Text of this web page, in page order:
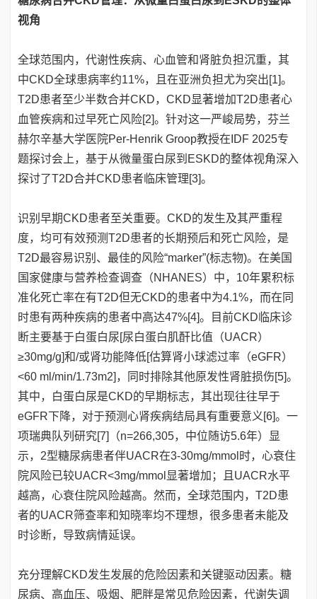
视角
全球范围内，代谢性疾病、心血管和肾脏负担沉重，其
中CKD全球患病率约11%，且在亚洲负担尤为突出[1]。
T2D患者至少半数合并CKD，CKD显著增加T2D患者心
血管疾病和过早死亡风险[2]。针对这一严峻局势，芬兰
赫尔辛基大学医院Per-Henrik Groop教授在IDF 2025专
题探讨会上，基于从微量蛋白尿到ESKD的整体视角深入
探讨了T2D合并CKD患者临床管理[3]。
识别早期CKD患者至关重要。CKD的发生及其严重程
度，均可有效预测T2D患者的长期预后和死亡风险，是
T2D最容易识别、最佳的风险“marker”(标志物)。在美国
国家健康与营养检查调查（NHANES）中，10年累积标
准化死亡率在有T2D但无CKD的患者中为4.1%，而在同
时患有两种疾病的患者中高达47%[4]。目前CKD临床诊
断主要基于白蛋白尿[尿白蛋白肌酐比值（UACR）
≥30mg/g]和/或肾功能降低[估算肾小球滤过率（eGFR）
<60 ml/min/1.73m2]，同时排除其他原发性肾脏损伤[5]。
其中，白蛋白尿是CKD的早期标志，其出现往往早于
eGFR下降，对于预测心肾疾病结局具有重要意义[6]。一
项瑞典队列研究[7]（n=266,305，中位随访5.6年）显
示，2型糖尿病患者伴UACR在3-30mg/mmol时，心衰住
院风险已较UACR<3mg/mmol显著增加；且UACR水平
越高，心衰住院风险越高。然而，全球范围内，T2D患
者的UACR筛查率和知晓率均不理想，很多患者未能及
时诊断，导致病情延误。
充分理解CKD发生发展的危险因素和关键驱动因素。糖
尿病、高血压、吸烟、肥胖是常见危险因素，代谢失调